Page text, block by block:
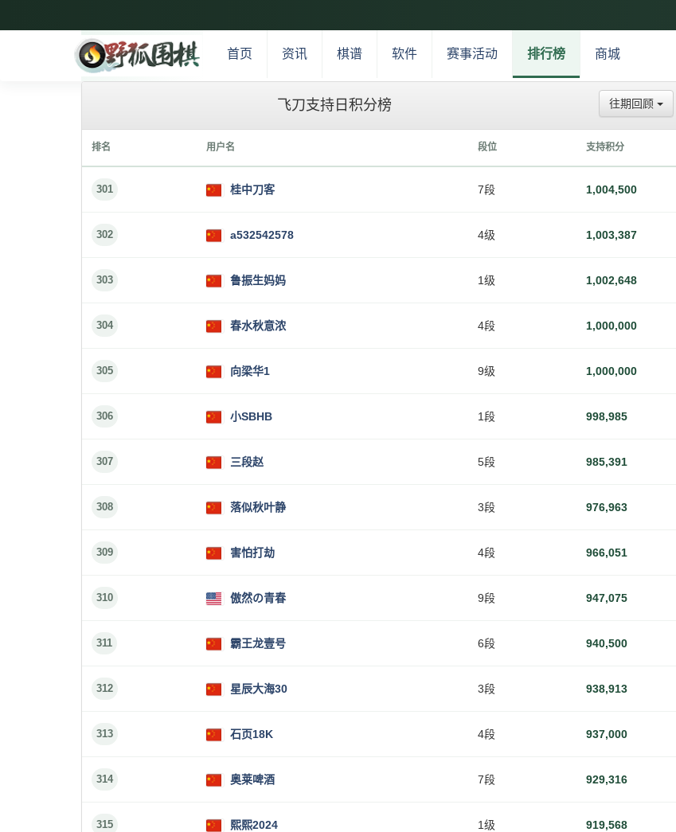
首页 资讯 棋谱 软件 赛事活动 排行榜 商城
飞刀支持日积分榜 往期回顾
排名 用户名 段位 支持积分
301 桂中刀客 7段 1,004,500
302 a532542578 4级 1,003,387
303 鲁振生妈妈 1级 1,002,648
304 春水秋意浓 4段 1,000,000
305 向梁华1 9级 1,000,000
306 小SBHB 1段 998,985
307 三段赵 5段 985,391
308 落似秋叶静 3段 976,963
309 害怕打劫 4段 966,051
310 傲然の青春 9段 947,075
311 霸王龙壹号 6段 940,500
312 星辰大海30 3段 938,913
313 石页18K 4段 937,000
314 奥莱啤酒 7段 929,316
315 熙熙2024 1级 919,568